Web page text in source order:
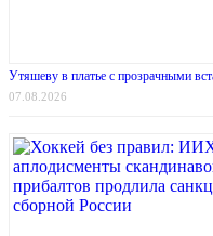
Утяшеву в платье с прозрачными
07.08.2026